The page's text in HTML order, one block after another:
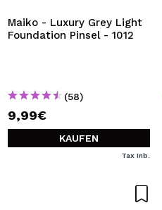
Maiko - Luxury Grey Light
Foundation Pinsel - 1012
(58)
9,99€
KAUFEN
Tax Inb.